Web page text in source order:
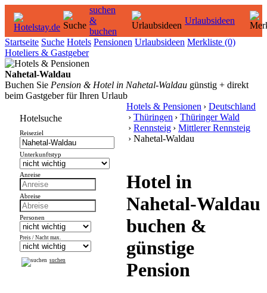
suchen
&
buchen
Urlaubsideen
Startseite Suche Hotels Pensionen Urlaubsideen Merkliste (0)
Hoteliers & Gastgeber
Nahetal-Waldau
Buchen Sie Pension & Hotel in Nahetal-Waldau günstig + direkt
beim Gastgeber für Ihren Urlaub
Hotelsuche
Reiseziel
Unterkunftstyp
Anreise
Abreise
Personen
Preis / Nacht max.
suchen
Hotels & Pensionen › Deutschland
› Thüringen › Thüringer Wald
› Rennsteig › Mittlerer Rennsteig
› Nahetal-Waldau
Hotel in
Nahetal-Waldau
buchen &
günstige
Pension